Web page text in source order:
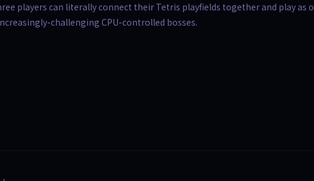
players can literally connect their Tetris playfields together and play as
challenging CPU-controlled bosses.